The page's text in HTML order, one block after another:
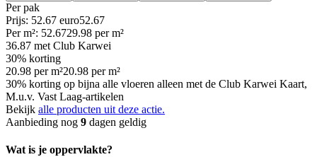
Per pak
Prijs: 52.67 euro52.67
Per m²: 52.6729.98 per m²
36.87 met Club Karwei
30% korting
20.98 per m²20.98 per m²
30% korting op bijna alle vloeren alleen met de Club Karwei Kaart,
M.u.v. Vast Laag-artikelen
Bekijk alle producten uit deze actie.
Aanbieding nog 9 dagen geldig
Wat is je oppervlakte?